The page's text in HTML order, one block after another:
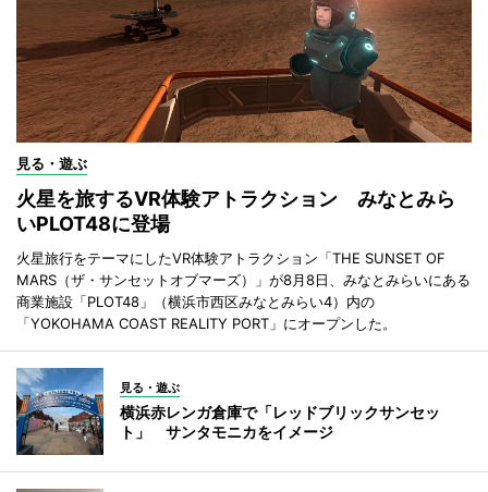
見る・遊ぶ
火星を旅するVR体験アトラクション みなとみら
いPLOT48に登場
火星旅行をテーマにしたVR体験アトラクション「THE SUNSET OF
MARS（ザ・サンセットオブマーズ）」が8月8日、みなとみらいにある
商業施設「PLOT48」（横浜市西区みなとみらい4）内の
「YOKOHAMA COAST REALITY PORT」にオープンした。
見る・遊ぶ
横浜赤レンガ倉庫で「レッドブリックサンセッ
ト」 サンタモニカをイメージ